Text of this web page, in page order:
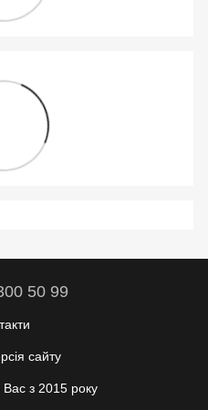
50 99
сайту
з 2015 року